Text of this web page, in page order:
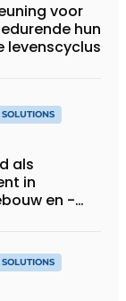
voor
hun
levenscyclus
als
in
en -